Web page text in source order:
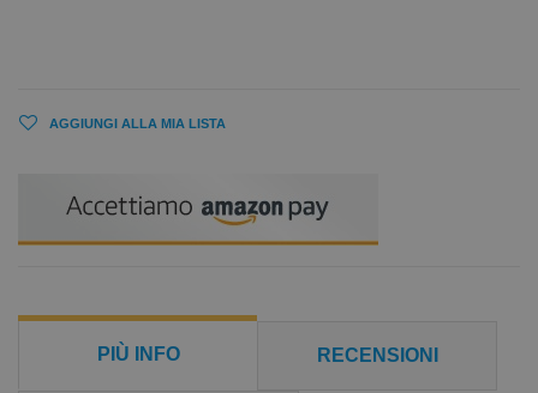
AGGIUNGI ALLA MIA LISTA
PIÙ INFO RECENSIONI